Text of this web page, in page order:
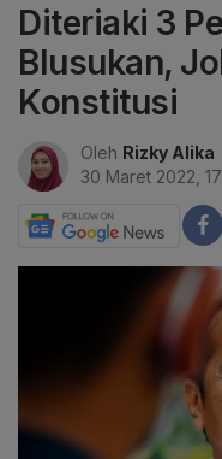
Diteriaki 3
Blusukan,
Konstitusi
Oleh Rizky Alika
30 Maret 2022,